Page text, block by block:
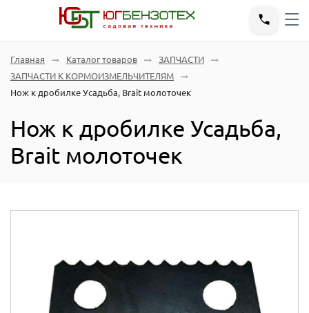
Главная Каталог товаров
ЗАПЧАСТИ
ЗАПЧАСТИ К КОРМОИЗМЕЛЬЧИТЕЛЯМ
Нож к дробилке Усадьба, Brait молоточек
Нож к дробилке Усадьба,
Brait молоточек